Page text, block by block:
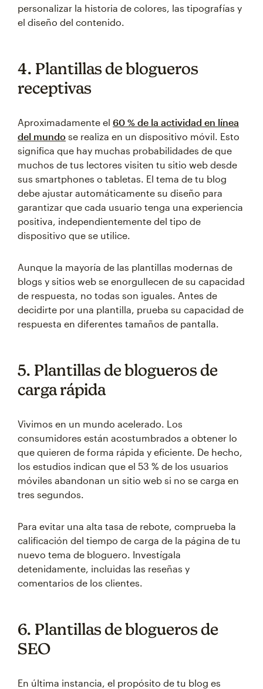
personalizar la historia de colores, las tipografías y
el diseño del contenido.
4. Plantillas de blogueros
receptivas
Aproximadamente el 60 % de la actividad en línea
del mundo se realiza en un dispositivo móvil. Esto
significa que hay muchas probabilidades de que
muchos de tus lectores visiten tu sitio web desde
sus smartphones o tabletas. El tema de tu blog
debe ajustar automáticamente su diseño para
garantizar que cada usuario tenga una experiencia
positiva, independientemente del tipo de
dispositivo que se utilice.
Aunque la mayoría de las plantillas modernas de
blogs y sitios web se enorgullecen de su capacidad
de respuesta, no todas son iguales. Antes de
decidirte por una plantilla, prueba su capacidad de
respuesta en diferentes tamaños de pantalla.
5. Plantillas de blogueros de
carga rápida
Vivimos en un mundo acelerado. Los
consumidores están acostumbrados a obtener lo
que quieren de forma rápida y eficiente. De hecho,
los estudios indican que el 53 % de los usuarios
móviles abandonan un sitio web si no se carga en
tres segundos.
Para evitar una alta tasa de rebote, comprueba la
calificación del tiempo de carga de la página de tu
nuevo tema de bloguero. Investígala
detenidamente, incluidas las reseñas y
comentarios de los clientes.
6. Plantillas de blogueros de
SEO
En última instancia, el propósito de tu blog es